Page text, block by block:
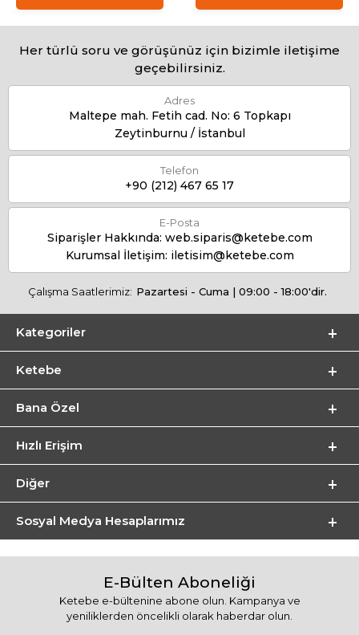
Her türlü soru ve görüşünüz için bizimle iletişime
geçebilirsiniz.
Adres
Maltepe mah. Fetih cad. No: 6 Topkapı
Zeytinburnu / İstanbul
Telefon
+90 (212) 467 65 17
E-Posta
Siparişler Hakkında: web.siparis@ketebe.com
Kurumsal İletişim: iletisim@ketebe.com
Çalışma Saatlerimiz: Pazartesi - Cuma | 09:00 - 18:00'dir.
Kategoriler
Ketebe
Bana Özel
Hızlı Erişim
Diğer
Sosyal Medya Hesaplarımız
E-Bülten Aboneliği
Ketebe e-bültenine abone olun. Kampanya ve
yeniliklerden öncelikli olarak haberdar olun.